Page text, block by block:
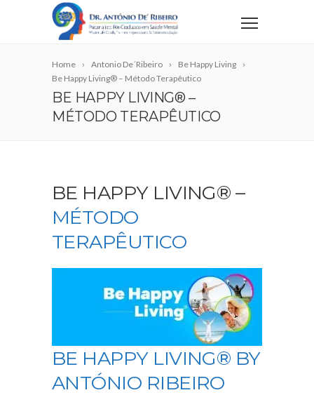
Home Antonio De´Ribeiro
Be Happy Living
Be Happy Living® – Método Terapêutico
BE HAPPY LIVING® –
MÉTODO TERAPÊUTICO
BE HAPPY LIVING® –
MÉTODO
TERAPÊUTICO
BE HAPPY LIVING® BY
ANTÓNIO RIBEIRO